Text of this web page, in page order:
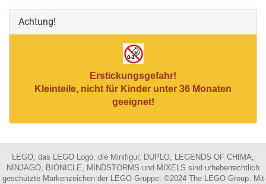
Achtung!
Erstickungsgefahr!
Kleinteile, nicht für Kinder unter 36 Monaten
geeignet!
LEGO, das LEGO Logo, die Minifigur, DUPLO, LEGENDS OF CHIMA,
NINJAGO, BIONICLE, MINDSTORMS und MIXELS sind urheberrechtlich
geschützte Markenzeichen der LEGO Gruppe. ©2024 The LEGO Group. Mit